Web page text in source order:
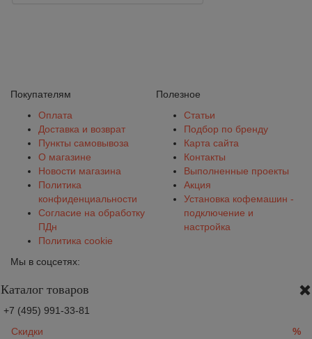
Покупателям
Оплата
Доставка и возврат
Пункты самовывоза
О магазине
Новости магазина
Политика
конфиденциальности
Согласие на обработку
ПДн
Политика cookie
Полезное
Статьи
Подбор по бренду
Карта сайта
Контакты
Выполненные проекты
Акция
Установка кофемашин -
подключение и
настройка
Мы в соцсетях:
Каталог товаров
+7 (495) 991-33-81
Скидки
%